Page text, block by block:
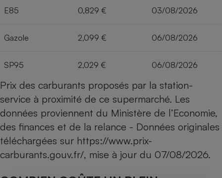
E85 0,829 € 03/08/2026
Gazole 2,099 € 06/08/2026
SP95 2,029 € 06/08/2026
Prix des carburants proposés par la station-
service à proximité de ce supermarché. Les
données proviennent du Ministère de l’Economie,
des finances et de la relance - Données originales
téléchargées sur https://www.prix-
carburants.gouv.fr/, mise à jour du 07/08/2026.